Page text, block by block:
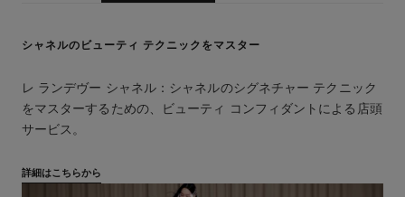
シャネルのビューティ テクニックをマスター
レ ランデヴー シャネル：シャネルのシグネチャー テクニック
をマスターするための、ビューティ コンフィダントによる店頭
サービス。
詳細はこちらから